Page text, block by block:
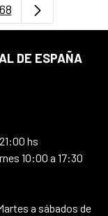
intermedias
Página
68
DE ESPAÑA
hs
10:00 a 17:30
a sábados de